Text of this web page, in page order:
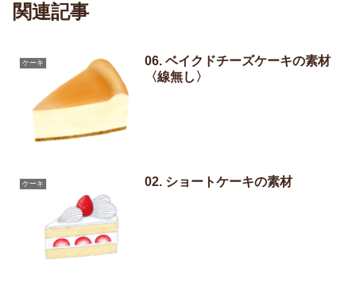
関連記事
ケーキ
06. ベイクドチーズケーキの素材
〈線無し〉
ケーキ 02. ショートケーキの素材